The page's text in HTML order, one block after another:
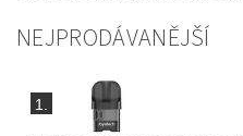
NEJPRODÁVANĚJŠÍ
1.